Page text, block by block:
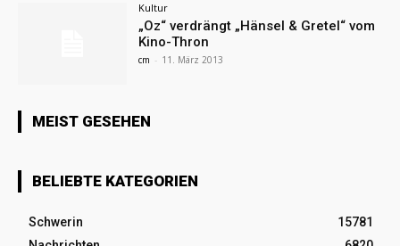
Kultur
„Oz“ verdrängt „Hänsel & Gretel“ vom
Kino-Thron
cm - 11. März 2013
MEIST GESEHEN
BELIEBTE KATEGORIEN
Schwerin
15781